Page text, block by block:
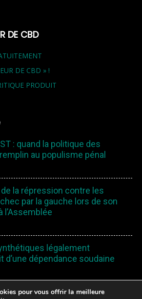
DE CBD
DE CBD » !
PRODUIT
: quand la politique des
au populisme pénal
la répression contre les
par la gauche lors de son
l’Assemblée
légalement
d’une dépendance soudaine
pour vous offrir la meilleure